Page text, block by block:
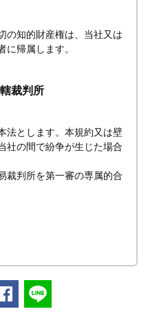
の知的財産権は、当社又は
に帰属します。
裁判所
法とします。本規約又は壁
社の間で紛争が生じた場合
裁判所を第一審の専属的合
トするFacebookでシェアする